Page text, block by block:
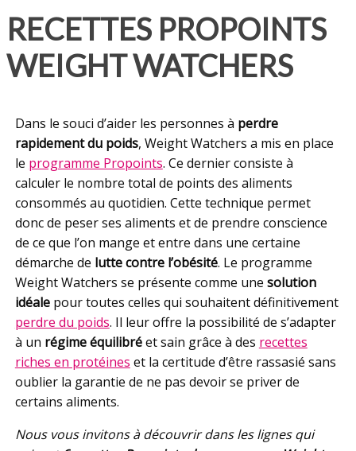
RECETTES PROPOINTS
WEIGHT WATCHERS
Dans le souci d’aider les personnes à perdre
rapidement du poids, Weight Watchers a mis en place
le programme Propoints. Ce dernier consiste à
calculer le nombre total de points des aliments
consommés au quotidien. Cette technique permet
donc de peser ses aliments et de prendre conscience
de ce que l’on mange et entre dans une certaine
démarche de lutte contre l’obésité. Le programme
Weight Watchers se présente comme une solution
idéalepour toutes celles qui souhaitent définitivement
perdre du poids. Il leur offre la possibilité de s’adapter
à un régime équilibréet sain grâce à des recettes
riches en protéines et la certitude d’être rassasié sans
oublier la garantie de ne pas devoir se priver de
certains aliments.
Nous vous invitons à découvrir dans les lignes qui